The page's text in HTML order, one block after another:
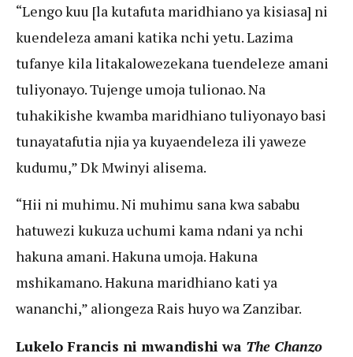
“Lengo kuu [la kutafuta maridhiano ya kisiasa] ni
kuendeleza amani katika nchi yetu. Lazima
tufanye kila litakalowezekana tuendeleze amani
tuliyonayo. Tujenge umoja tulionao. Na
tuhakikishe kwamba maridhiano tuliyonayo basi
tunayatafutia njia ya kuyaendeleza ili yaweze
kudumu,” Dk Mwinyi alisema.
“Hii ni muhimu. Ni muhimu sana kwa sababu
hatuwezi kukuza uchumi kama ndani ya nchi
hakuna amani. Hakuna umoja. Hakuna
mshikamano. Hakuna maridhiano kati ya
wananchi,” aliongeza Rais huyo wa Zanzibar.
Lukelo Francis ni mwandishi wa The Chanzo